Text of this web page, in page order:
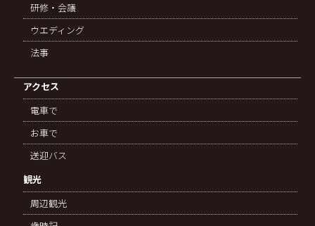
研修・会議
ウエディング
法事
アクセス
電車で
お車で
送迎バス
観光
周辺観光